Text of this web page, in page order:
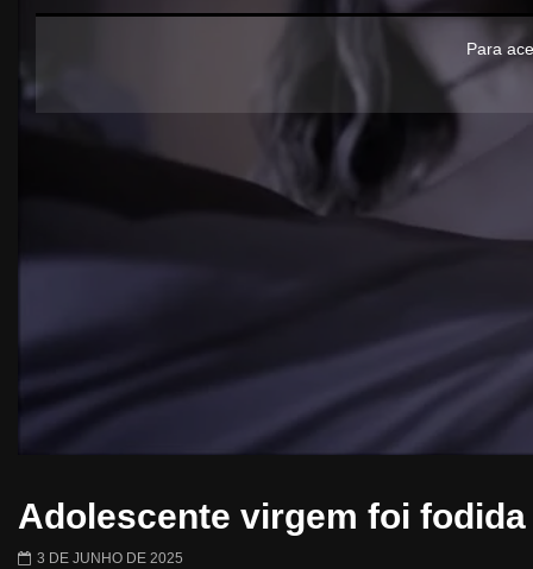
Para
Adolescente virgem foi
3 DE JUNHO DE 2025